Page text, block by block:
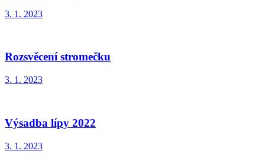
3. 1. 2023
Rozsvěcení stromečku
3. 1. 2023
Výsadba lípy 2022
3. 1. 2023